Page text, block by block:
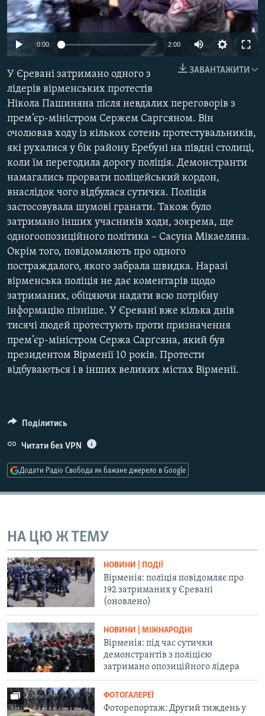
КИТАЙ.ВИКЛИКИ
МУЛЬТИМЕДІА
ФОТО
СПЕЦПРОЄКТИ
ПОДКАСТИ
РУС
УКР
ДОЛУЧАЙСЯ!
Усі сайти RFE/RL
0:00 2:00
ЗАВАНТАЖИТИ
У Єревані затримано одного з
лідерів вірменських протестів
Нікола Пашиняна після невдалих переговорів з
прем’єр-міністром Сержем Саргсяном. Він
очолював ходу із кількох сотень протестувальників,
які рухалися у бік району Еребуні на півдні столиці,
коли їм перегодила дорогу поліція. Демонстранти
намагались прорвати поліцейський кордон,
внаслідок чого відбулася сутичка. Поліція
застосовувала шумові гранати. Також було
затримано інших учасників ходи, зокрема, ще
одногоопозиційного політика – Сасуна Мікаеляна.
Окрім того, повідомляють про одного
постраждалого, якого забрала швидка. Наразі
вірменська поліція не дає коментарів щодо
затриманих, обіцяючи надати всю потрібну
інформацію пізніше. У Єревані вже кілька днів
тисячі людей протестують проти призначення
прем’єр-міністром Сержа Сарґсяна, який був
президентом Вірменії 10 років. Протести
відбуваються і в інших великих містах Вірменії.
Поділитись
Читати без VPN
Додати Радіо Свобода як бажане джерело в Google
НА ЦЮ Ж ТЕМУ
НОВИНИ | ПОДІЇ
Вірменія: поліція повідомляє про
192 затриманих у Єревані
(оновлено)
НОВИНИ | МІЖНАРОДНІ
Вірменія: під час сутички
демонстрантів з поліцією
затримано опозиційного лідера
ФОТОГАЛЕРЕЇ
Фоторепортаж: Другий тиждень у